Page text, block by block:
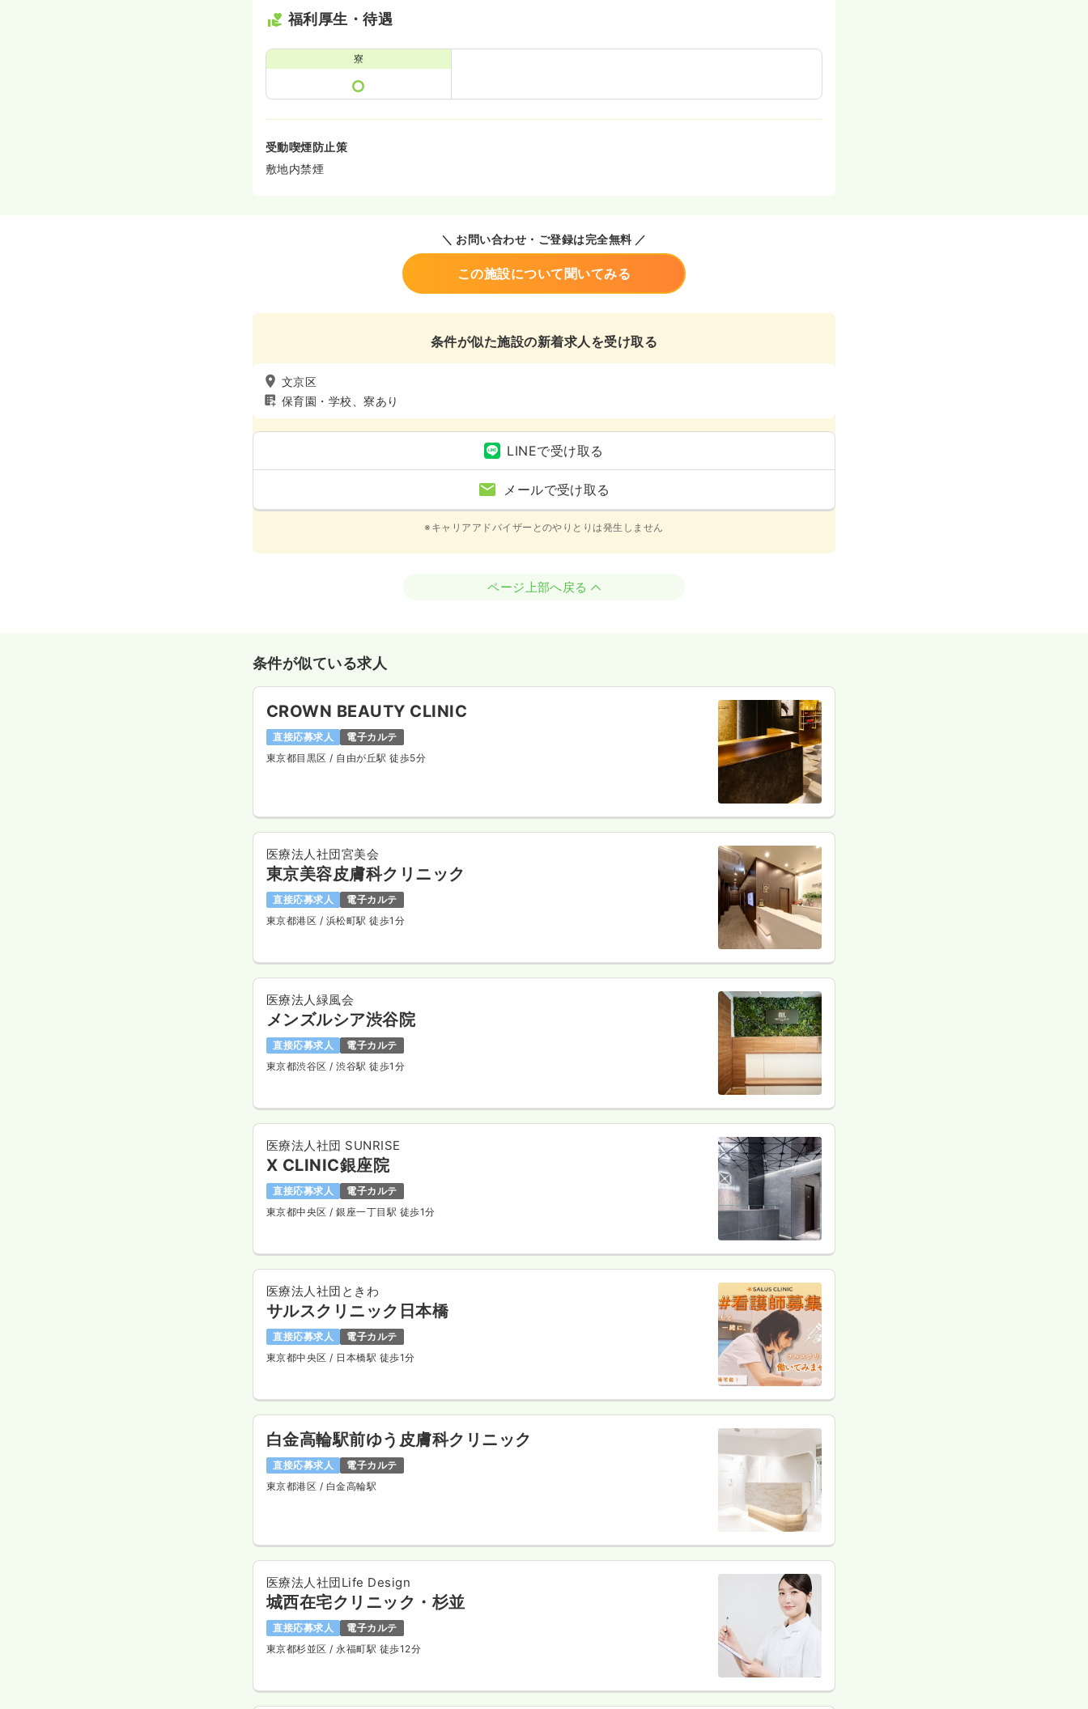
福利厚生・待遇
寮
受動喫煙防止策
敷地内禁煙
＼ お問い合わせ・ご登録は完全無料 ／
この施設について聞いてみる
条件が似た施設の新着求人を受け取る
文京区
保育園・学校、寮あり
LINEで受け取る
メールで受け取る
※キャリアアドバイザーとのやりとりは発生しません
ページ上部へ戻る
条件が似ている求人
CROWN BEAUTY CLINIC
直接応募求人
電子カルテ
東京都目黒区/ 自由が丘駅 徒歩5分
医療法人社団宮美会
東京美容皮膚科クリニック
直接応募求人
電子カルテ
東京都港区 / 浜松町駅 徒歩1分
医療法人緑風会
メンズルシア渋谷院
直接応募求人
電子カルテ
東京都渋谷区/ 渋谷駅 徒歩1分
医療法人社団 SUNRISE
X CLINIC銀座院
直接応募求人
電子カルテ
東京都中央区/ 銀座一丁目駅 徒歩1分
医療法人社団ときわ
サルスクリニック日本橋
直接応募求人
電子カルテ
東京都中央区/ 日本橋駅 徒歩1分
白金高輪駅前ゆう皮膚科クリニック
直接応募求人
電子カルテ
東京都港区 / 白金高輪駅
医療法人社団Life Design
城西在宅クリニック・杉並
直接応募求人
電子カルテ
東京都杉並区/ 永福町駅 徒歩12分